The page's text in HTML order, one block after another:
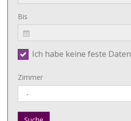
Bis
Ich habe keine feste Daten
Zimmer